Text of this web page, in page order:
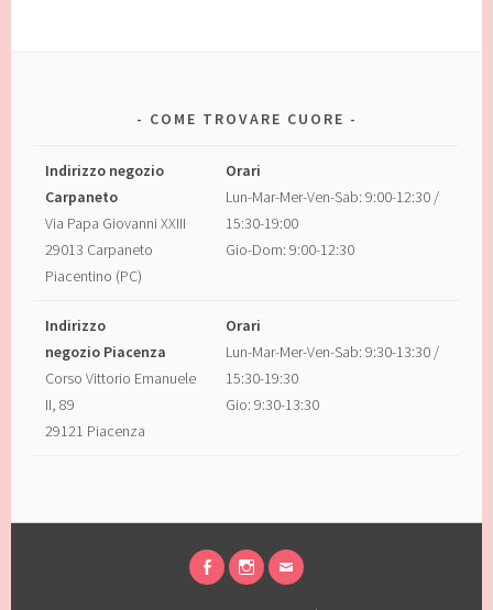
COME TROVARE CUORE
Indirizzo negozio
Carpaneto
Via Papa Giovanni XXIII
29013 Carpaneto
Piacentino (PC)
Orari
Lun-Mar-Mer-Ven-Sab: 9:00-12:30 /
15:30-19:00
Gio-Dom: 9:00-12:30
Indirizzo
negozio Piacenza
Corso Vittorio Emanuele
II, 89
29121 Piacenza
Orari
Lun-Mar-Mer-Ven-Sab: 9:30-13:30 /
15:30-19:30
Gio: 9:30-13:30